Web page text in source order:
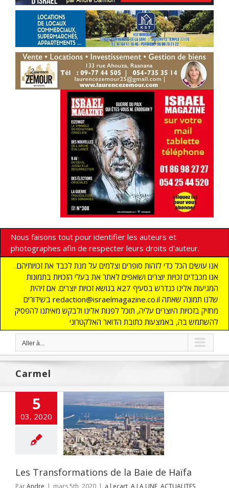
Nous faisons tout pour identifier les auteurs et
photographes afin de respecter leurs droits d'auteur.
אנו עושים הכל כדי לזהות סופרים וצלמים על מנת לכבד את זכויותיהם.
אנו מכבדים זכויות יוצרים ושואפים לאתר את בעלי הזכויות בתמונות
המגיעות אלינו כנדרש בסעיף 27א בנושא זכויות יוצרים. אם זיהית
בשידורים redaction@israelmagazine.co.il שלנו תמונה שאתה
מחזיק בזכויות היוצרים עליה, תוכל לפנות אלינו ולבקש מאיתנו להפסיק
להשתמש בה, באמצעות כתובת הדואר האלקטרוני
Aller à...
Carmel
5
03, 2020
de Haïfa
A LA UNE
CHRONIQUE
Edito
Les Transformations de la Baie de Haïfa
ParAndre | mars 5th, 2020 | a l ecart, A LA UNE, ACTUALITES,